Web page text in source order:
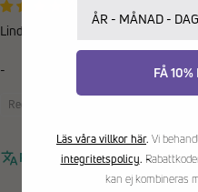
Linda
-
Recensioner samlade från en annan
Recensionen kunde inte
FÅ
Läs våra villkor här. Vi
integritetspolicy.
kan ej kombineras